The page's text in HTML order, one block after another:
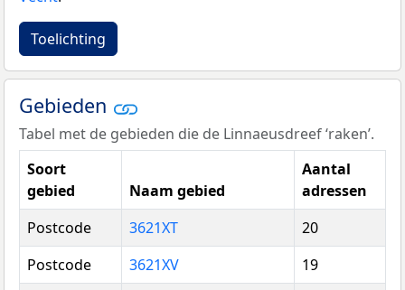
Toelichting
Gebieden
Tabel met de gebieden die de Linnaeusdreef ‘raken’.
Soort
gebied
Naam gebied
Aantal
adressen
Postcode
3621XT
20
Postcode
3621XV
19